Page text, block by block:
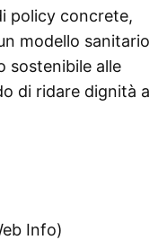
policy concrete,
modello sanitario
sostenibile alle
di ridare dignità a
Info)